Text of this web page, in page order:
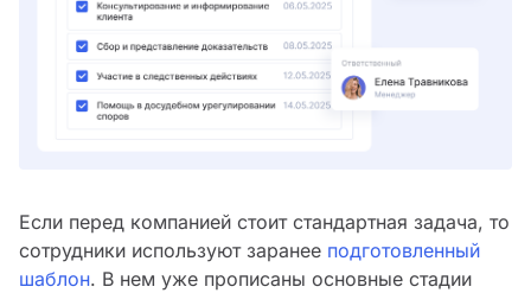
Если перед компанией стоит стандартная задача, то
сотрудники используют заранее подготовленный
шаблон. В нем уже прописаны основные стадии